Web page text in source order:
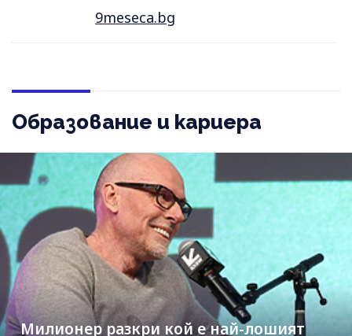
9meseca.bg
Образование и кариера
Милионер разкри кой е най-лошият